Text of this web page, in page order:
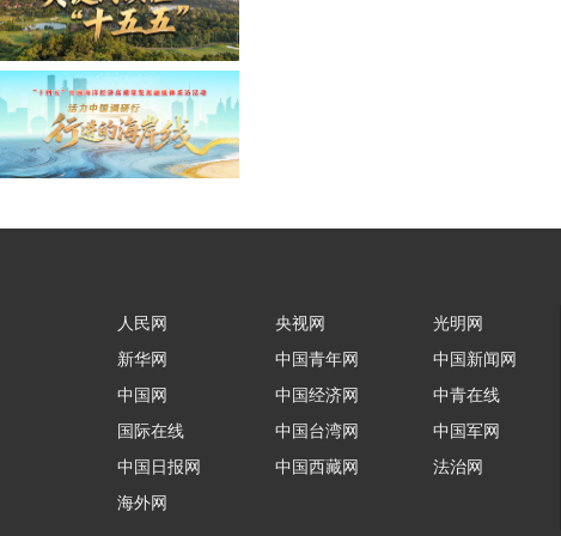
人民网
新华网
中国网
国际在线
中国日报网
海外网
央视网
中国青年网
中国经济网
中国台湾网
中国西藏网
光明网
中国新闻网
中青在线
中国军网
法治网